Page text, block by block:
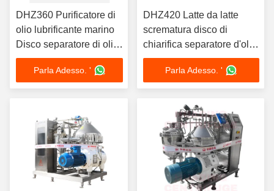
DHZ360 Purificatore di
olio lubrificante marino
Disco separatore di olio
auto-pulizia continua
conformità IMO 15KW
Parla Adesso. '
DHZ420 Latte da latte
scrematura disco di
chiarifica separatore d'olio
Design ermetico CIP
compatibile 22KW per uso
alimentare
Parla Adesso. '